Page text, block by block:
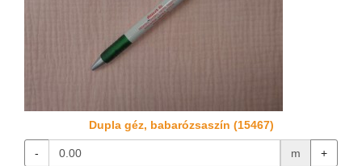
Dupla géz, babarózsaszín (15467)
- m +